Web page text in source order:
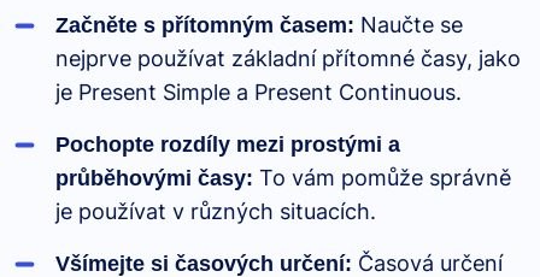
Začněte s přítomným časem: Naučte se
nejprve používat základní přítomné časy, jako
je Present Simple a Present Continuous.
Pochopte rozdíly mezi prostými a
průběhovými časy: To vám pomůže správně
je používat v různých situacích.
Všímejte si časových určení: Časová určení